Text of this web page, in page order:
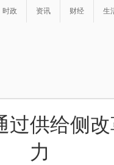
时政 资讯 财经 生
过供给侧
力